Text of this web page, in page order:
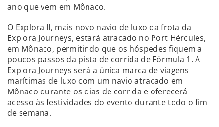
ano que vem em Mônaco.
O Explora II, mais novo navio de luxo da frota da
Explora Journeys, estará atracado no Port Hércules,
em Mônaco, permitindo que os hóspedes fiquem a
poucos passos da pista de corrida de Fórmula 1. A
Explora Journeys será a única marca de viagens
marítimas de luxo com um navio atracado em
Mônaco durante os dias de corrida e oferecerá
acesso às festividades do evento durante todo o fim
de semana.